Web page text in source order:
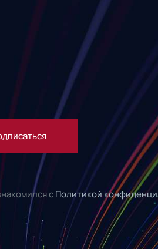
сПолитикой